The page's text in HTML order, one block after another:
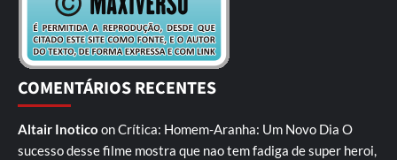
COMENTÁRIOS RECENTES
Altair Inotico onCrítica: Homem-Aranha: Um Novo Dia O
sucesso desse filme mostra que nao tem fadiga de super heroi,